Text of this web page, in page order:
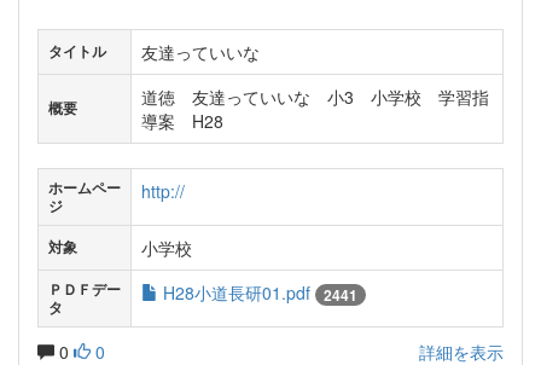
タイトル 友達っていいな
概要
道徳 友達っていいな 小3 小学校 学習指
導案 H28
ホームペー
ジ
http://
対象 小学校
ＰＤＦデー
タ
H28小道長研01.pdf 2441
0 0 詳細を表示